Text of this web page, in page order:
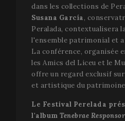
dans les collections de
Susana García,
Peralada, contextualisera
l'ensemble patrimonial et
La conférence, organisée
les Amics del Liceu et le
offre un regard exclusif
et artistique du
Le Festival Perelada
l'album Tenebrae